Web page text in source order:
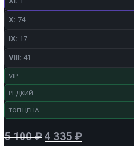
X: 74
IX: 17
VIII: 41
VIP
РЕДКИЙ
ТОП ЦЕНА
5 100₽ Первоначальная
4 335 ₽Текущая